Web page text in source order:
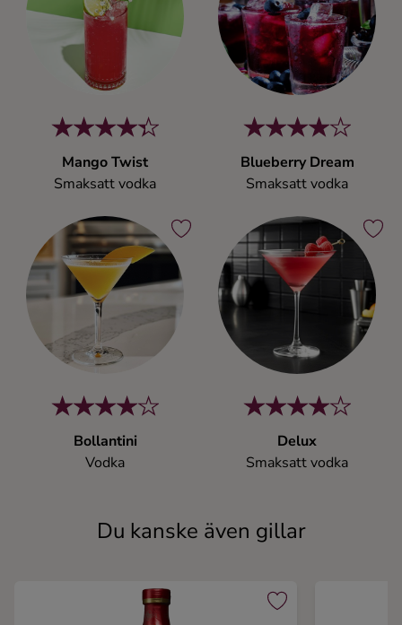
Mango Twist
Smaksatt vodka
Blueberry Dream
Smaksatt vodka
Bollantini
Vodka
Delux
Smaksatt vodka
Du kanske även gillar